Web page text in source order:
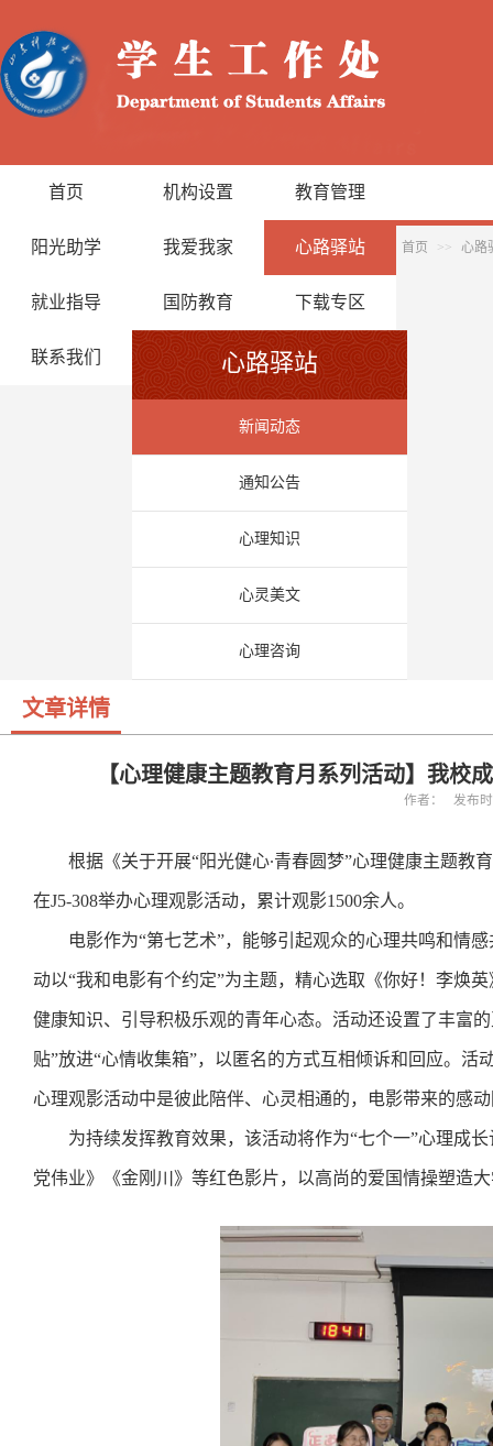
首页 机构设置 教育管理
阳光助学 我爱我家 心路驿站
就业指导 国防教育 下载专区
联系我们
首页 >> 心路
心路驿站
新闻动态
通知公告
心理知识
心灵美文
心理咨询
文章详情
【心理健康主题教育月系列活动】我校
作者： 发布
根据《关于开展“阳光健心∙青春圆梦”心理健康主题教
在J5-308举办心理观影活动，累计观影1500余人。
电影作为“第七艺术”，能够引起观众的心理共鸣和情
动以“我和电影有个约定”为主题，精心选取《你好！李焕
健康知识、引导积极乐观的青年心态。活动还设置了丰富
贴”放进“心情收集箱”，以匿名的方式互相倾诉和回应。
心理观影活动中是彼此陪伴、心灵相通的，电影带来的感
为持续发挥教育效果，该活动将作为“七个一”心理成
党伟业》《金刚川》等红色影片，以高尚的爱国情操塑造